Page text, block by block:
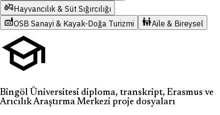
agricultureHayvancılık & Süt Sığırcılığı
factoryOSB Sanayi & Kayak-Doğa Turizmi family_restroomAile & Bireysel
school
Bingöl Üniversitesi diploma, transkript, Erasmus ve
Arıcılık Araştırma Merkezi proje dosyaları